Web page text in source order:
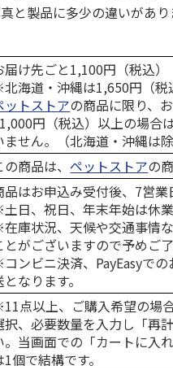
と製品に多少の違いがあり
届け先ごと1,100円（税込）
海道・沖縄は1,650円（税
ットストアの商品に限り、
円（税込）以上の場合
ません。（北海道・沖縄は除
の商品は、ペットストアの
品はお申込み受付後、7営業
日、祝日、年末年始は休業
庫状況、天候や交通事情
とがございますので予めご
ンビニ決済、PayEasyで
となります。
点以上、ご購入希望の場
択、必要数量を入力し「再
。当画面での「カートに入
1個で結構です。